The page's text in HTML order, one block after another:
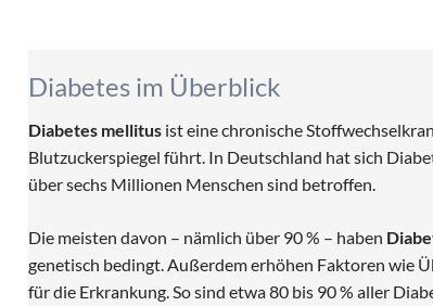
Diabetes im Überblick
Diabetes mellitus ist eine chronische
Blutzuckerspiegel führt. In Deutschland hat sich
über sechs Millionen Menschen sind betroffen.
Die meisten davon – nämlich über 90 % – haben
genetisch bedingt. Außerdem erhöhen Faktoren wie
für die Erkrankung. So sind etwa 80 bis 90 % aller